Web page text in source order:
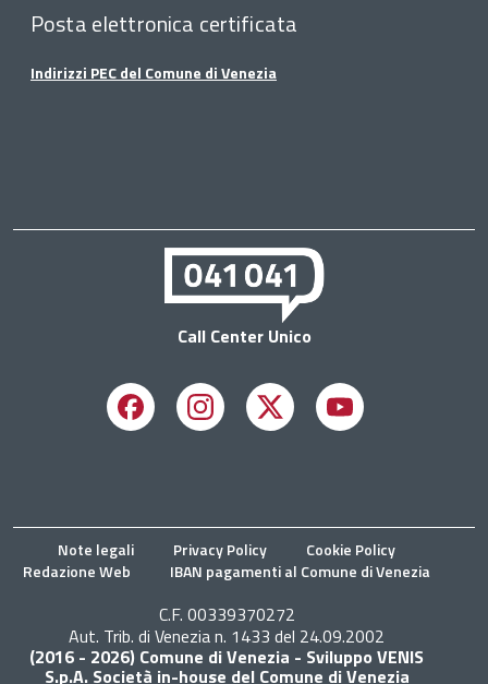
Posta elettronica certificata
Indirizzi PEC del Comune di Venezia
Call Center Unico
FacebookInstagramX Youtube
Note legali Privacy Policy
Cookie Policy
Redazione Web
IBAN pagamenti al Comune di Venezia
C.F. 00339370272
Aut. Trib. di Venezia n. 1433 del 24.09.2002
(2016 - 2026) Comune di Venezia - Sviluppo VENIS
S.p.A. Società in-house del Comune di Venezia